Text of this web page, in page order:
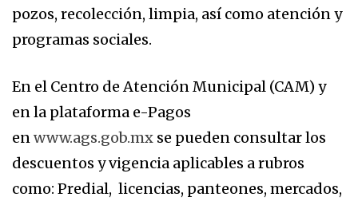
pozos, recolección, limpia, así como atención y
programas sociales.
En el Centro de Atención Municipal (CAM) y
en la plataforma e-Pagos
enwww.ags.gob.mx se pueden consultar los
descuentos y vigencia aplicables a rubros
como: Predial, licencias, panteones, mercados,